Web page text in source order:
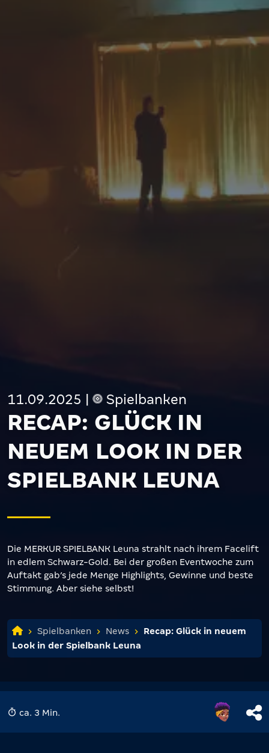
11.09.2025 Spielbanken
RECAP: GLÜCK IN
NEUEM LOOK IN DER
SPIELBANK LEUNA
Die MERKUR SPIELBANK Leuna strahlt nach ihrem Facelift
in edlem Schwarz-Gold. Bei der großen Eventwoche zum
Auftakt gab’s jede Menge Highlights, Gewinne und beste
Stimmung. Aber siehe selbst!
Spielbanken News
Recap: Glück in neuem
Look in der Spielbank Leuna
ca. 3 Min.